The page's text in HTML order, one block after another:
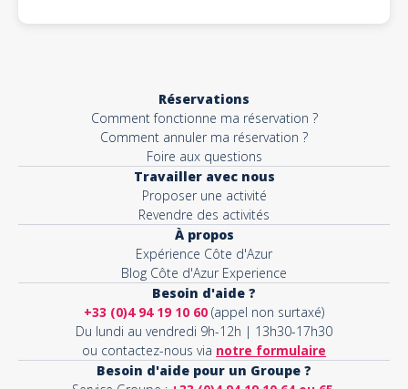
Réservations
Comment fonctionne ma réservation ?
Comment annuler ma réservation ?
Foire aux questions
Travailler avec nous
Proposer une activité
Revendre des activités
À propos
Expérience Côte d'Azur
Blog Côte d'Azur Experience
Besoin d'aide ?
+33 (0)4 94 19 10 60 (appel non surtaxé)
Du lundi au vendredi 9h-12h | 13h30-17h30
ou contactez-nous via notre formulaire
Besoin d'aide pour un Groupe ?